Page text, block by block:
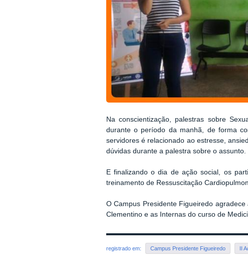
Na conscientização, palestras sobre
durante o período da manhã, de forma
servidores é relacionado ao estresse,
dúvidas durante a palestra sobre o assunto.
E finalizando o dia de ação social, os
treinamento de Ressuscitação
O Campus Presidente Figueiredo
Clementino e as Internas do curso de
registrado em: Campus Presidente Figueiredo II